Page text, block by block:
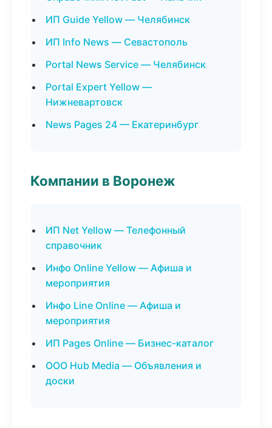
ИП Guide Yellow — Челябинск
ИП Info News — Севастополь
Portal News Service — Челябинск
Portal Expert Yellow —
Нижневартовск
News Pages 24 — Екатеринбург
Компании в Воронеж
ИП Net Yellow — Телефонный
справочник
Инфо Online Yellow — Афиша и
мероприятия
Инфо Line Online — Афиша и
мероприятия
ИП Pages Online — Бизнес-каталог
ООО Hub Media — Объявления и
доски